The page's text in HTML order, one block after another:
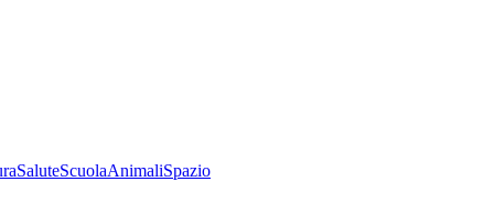
SaluteScuolaAnimaliSpazio